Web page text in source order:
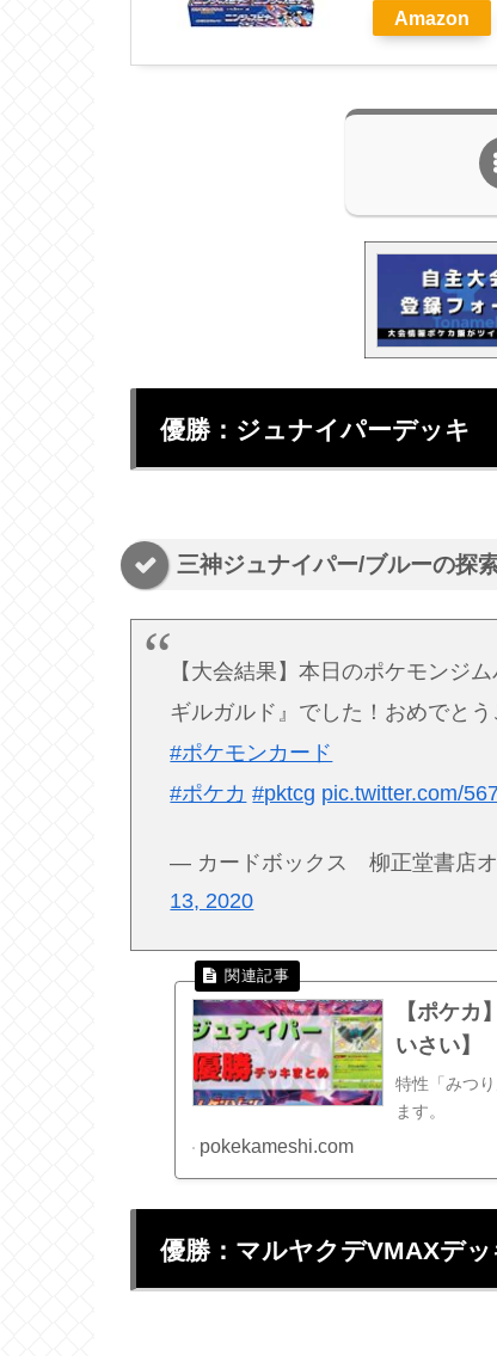
Amazon
優勝：ジュナイパーデッキ
三神ジュナイパー/ブルーの探
【大会結果】本日のポケモンジ
ギルガルド』でした！おめでとう
#ポケモンカード
#ポケカ #pktcg pic.twitter.com/
— カードボックス 柳正堂書店オ
13, 2020
【ポケ
いさい】
特性「みつ
ます。
pokekameshi.com
優勝：マルヤクデVMAXデッ